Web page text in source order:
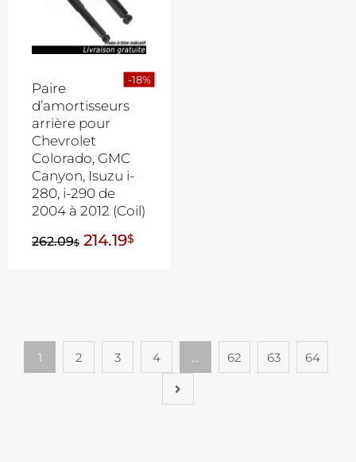
Paire
d’amortisseurs
arrière pour
Chevrolet
Colorado, GMC
Canyon, Isuzu i-
280, i-290 de
2004 à 2012 (Coil)
262.09$ 214.19$
-18%
1 2 3 4 … 62 63 64